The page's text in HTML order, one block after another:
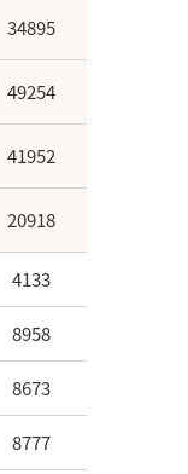
34895
49254
41952
20918
4133
8958
8673
8777